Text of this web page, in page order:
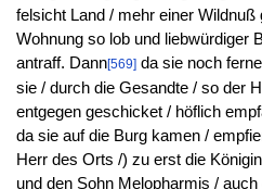
felsicht Land / mehr einer Wildnuß
Wohnung so lob und liebwürdiger
antraff. Dann[569]da sie noch
sie / durch die Gesandte / so der
entgegen geschicket / höflich
da sie auf die Burg kamen /
Herr des Orts /) zu erst die
und den Sohn Melopharmis /